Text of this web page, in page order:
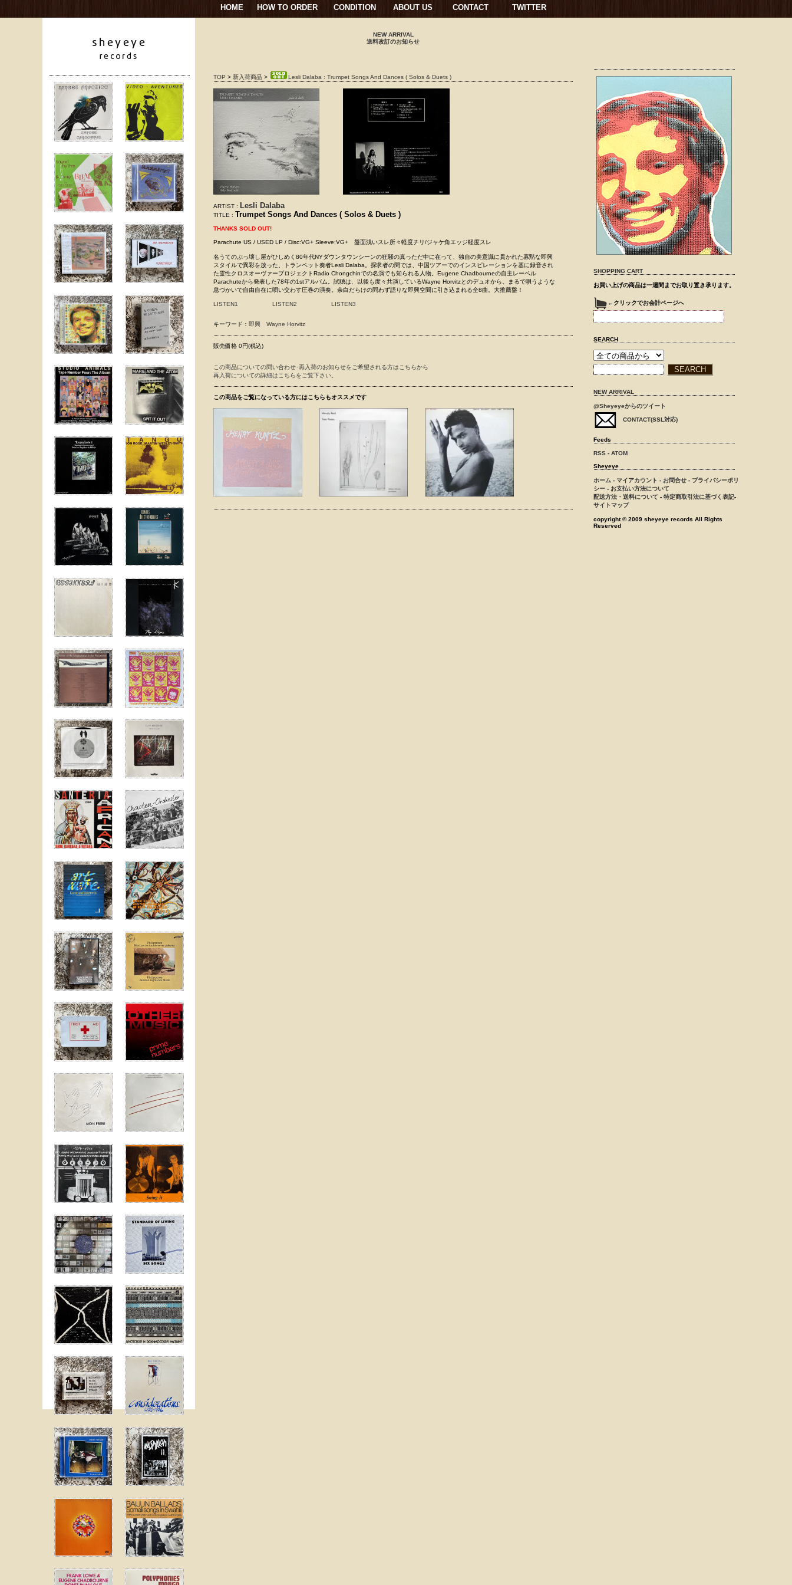
HOME HOW TO ORDER CONDITION ABOUT US CONTACT TWITTER
NEW ARRIVAL
送料改訂のお知らせ
TOP > 新入荷商品 > Lesli Dalaba : Trumpet Songs And Dances ( Solos & Duets )
ARTIST : Lesli Dalaba
TITLE : Trumpet Songs And Dances ( Solos & Duets )
THANKS SOLD OUT!
Parachute US / USED LP / Disc:VG+ Sleeve:VG+ 盤面浅いスレ所々軽度チリ/ジャケ角エッジ軽度スレ
名うてのぶっ壊し屋がひしめく80年代NYダウンタウンシーンの狂騒の真っただ中に在って、独自の美意識に貫かれた寡黙な即興
スタイルで異彩を放った、トランペット奏者Lesli Dalaba。探求者の間では、中国ツアーでのインスピレーションを基に録音され
た霊性クロスオーヴァープロジェクトRadio Chongchinでの名演でも知られる人物。Eugene Chadbourneの自主レーベル
Parachuteから発表した78年の1stアルバム。試聴は、以後も度々共演しているWayne Horvitzとのデュオから。まるで唄うような
息づかいで自由自在に唄い交わす圧巻の演奏。余白だらけの問わず語りな即興空間に引き込まれる全8曲。大推薦盤！
LISTEN1 LISTEN2 LISTEN3
キーワード： 即興 Wayne Horvitz
販売価格 0円(税込)
この商品についての問い合わせ･再入荷のお知らせをご希望される方はこちらから
再入荷についての詳細はこちらをご覧下さい。
この商品をご覧になっている方にはこちらもオススメです
SHOPPING CART
お買い上げの商品は一週間までお取り置き承ります。
←クリックでお会計ページへ
SEARCH
NEW ARRIVAL
@Sheyeyeからのツイート
CONTACT(SSL対応)
Feeds
RSS - ATOM
Sheyeye
ホーム - マイアカウント - お問合せ - プライバシーポリ
シー - お支払い方法について
配送方法・送料について - 特定商取引法に基づく表記-
サイトマップ
copyright © 2009 sheyeye records All Rights
Reserved